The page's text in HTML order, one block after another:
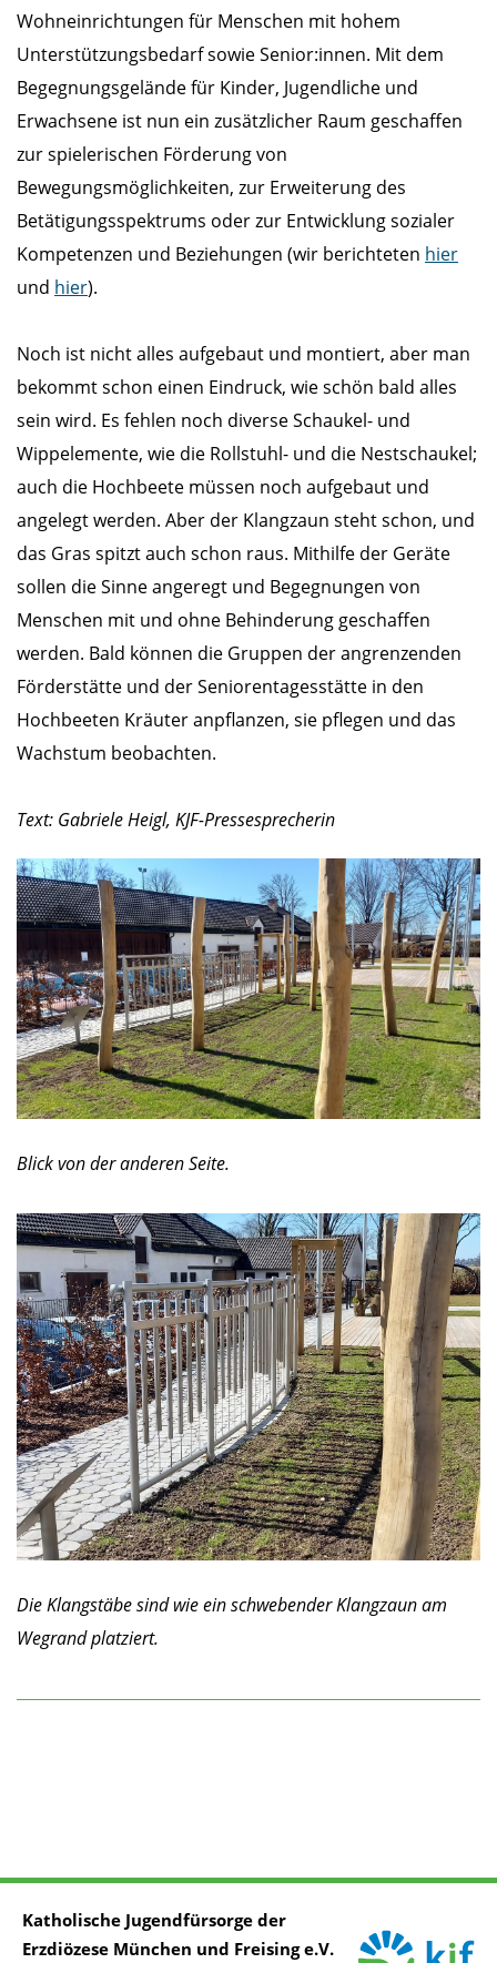
Wohneinrichtungen für Menschen mit hohem
Unterstützungsbedarf sowie Senior:innen. Mit dem
Begegnungsgelände für Kinder, Jugendliche und
Erwachsene ist nun ein zusätzlicher Raum geschaffen
zur spielerischen Förderung von
Bewegungsmöglichkeiten, zur Erweiterung des
Betätigungsspektrums oder zur Entwicklung sozialer
Kompetenzen und Beziehungen (wir berichteten hier
und hier).
Noch ist nicht alles aufgebaut und montiert, aber man
bekommt schon einen Eindruck, wie schön bald alles
sein wird. Es fehlen noch diverse Schaukel- und
Wippelemente, wie die Rollstuhl- und die Nestschaukel;
auch die Hochbeete müssen noch aufgebaut und
angelegt werden. Aber der Klangzaun steht schon, und
das Gras spitzt auch schon raus. Mithilfe der Geräte
sollen die Sinne angeregt und Begegnungen von
Menschen mit und ohne Behinderung geschaffen
werden. Bald können die Gruppen der angrenzenden
Förderstätte und der Seniorentagesstätte in den
Hochbeeten Kräuter anpflanzen, sie pflegen und das
Wachstum beobachten.
Text: Gabriele Heigl, KJF-Pressesprecherin
Blick von der anderen Seite.
Die Klangstäbe sind wie ein schwebender Klangzaun am
Wegrand platziert.
Katholische Jugendfürsorge der
Erzdiözese München und Freising e.V.